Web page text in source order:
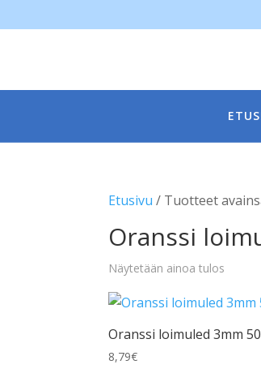
Etusivu / Tuotteet
Oranssi
Näytetään ainoa tulos
Oranssi loimuled 3mm
8,79€